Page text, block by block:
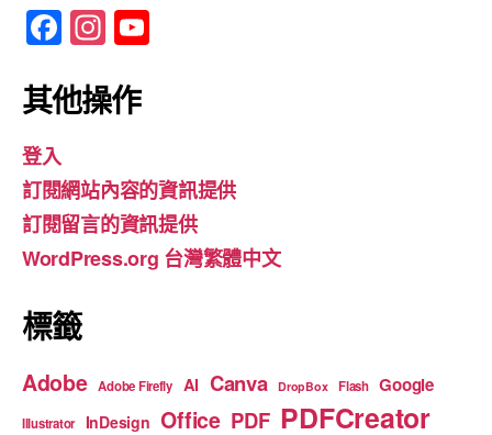
F
a
c
b
o
o
k
In
st
a
gr
a
m
u
b
e
其他操作
登入
訂閱網站內容的資訊提供
訂閱留言的資訊提供
WordPress.org 台灣繁體中文
標籤
Adobe Adobe Firefly AI Canva DropBox Flash Google
Illustrator InDesign Office PDF PDFCreator